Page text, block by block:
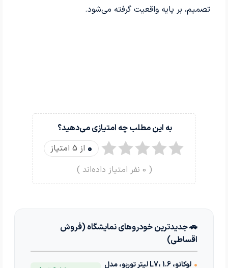
تصمیم، بر پایه واقعیت گرفته می‌شود.
به این مطلب چه امتیازی می‌دهید؟
0 از 5 امتیاز
(
0 نفر امتیاز داده‌اند )
🚗 جدیدترین خودروهای نمایشگاه (فروش
اقساطی)
• لوکانو، L7، 1.6 لیتر توربو، مدل